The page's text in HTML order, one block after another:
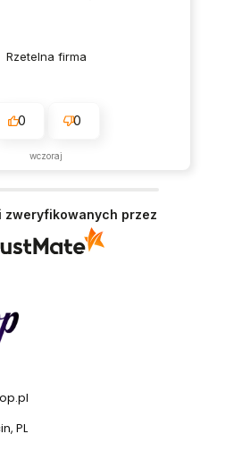
Rzetelna firma
0 0
wczoraj
zweryfikowanych przez
PL